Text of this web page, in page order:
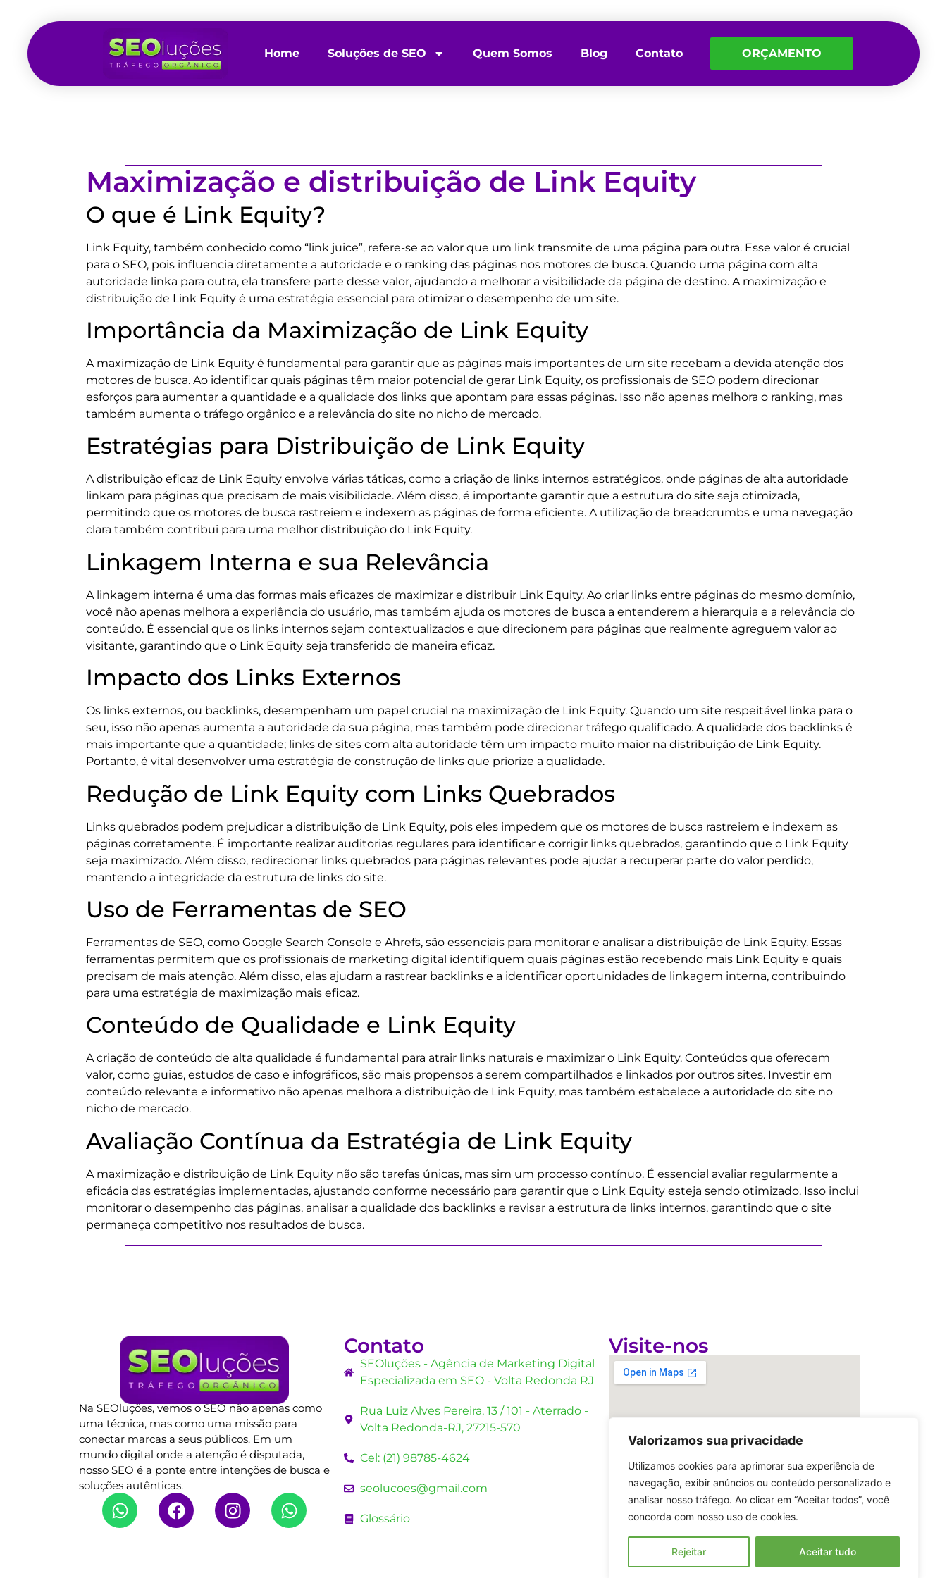
Valorizamos sua privacidade
Utilizamos cookies para aprimorar sua experiência de
navegação, exibir anúncios ou conteúdo personalizado e
analisar nosso tráfego. Ao clicar em “Aceitar todos”, você
concorda com nosso uso de cookies.
Rejeitar Aceitar tudo
Home Soluções de SEO Quem Somos Blog Contato ORÇAMENTO
Maximização e distribuição de Link Equity
O que é Link Equity?
Link Equity, também conhecido como “link juice”, refere-se ao valor que um link transmite de uma página para outra. Esse valor é crucial
para o SEO, pois influencia diretamente a autoridade e o ranking das páginas nos motores de busca. Quando uma página com alta
autoridade linka para outra, ela transfere parte desse valor, ajudando a melhorar a visibilidade da página de destino. A maximização e
distribuição de Link Equity é uma estratégia essencial para otimizar o desempenho de um site.
Importância da Maximização de Link Equity
A maximização de Link Equity é fundamental para garantir que as páginas mais importantes de um site recebam a devida atenção dos
motores de busca. Ao identificar quais páginas têm maior potencial de gerar Link Equity, os profissionais de SEO podem direcionar
esforços para aumentar a quantidade e a qualidade dos links que apontam para essas páginas. Isso não apenas melhora o ranking, mas
também aumenta o tráfego orgânico e a relevância do site no nicho de mercado.
Estratégias para Distribuição de Link Equity
A distribuição eficaz de Link Equity envolve várias táticas, como a criação de links internos estratégicos, onde páginas de alta autoridade
linkam para páginas que precisam de mais visibilidade. Além disso, é importante garantir que a estrutura do site seja otimizada,
permitindo que os motores de busca rastreiem e indexem as páginas de forma eficiente. A utilização de breadcrumbs e uma navegação
clara também contribui para uma melhor distribuição do Link Equity.
Linkagem Interna e sua Relevância
A linkagem interna é uma das formas mais eficazes de maximizar e distribuir Link Equity. Ao criar links entre páginas do mesmo domínio,
você não apenas melhora a experiência do usuário, mas também ajuda os motores de busca a entenderem a hierarquia e a relevância do
conteúdo. É essencial que os links internos sejam contextualizados e que direcionem para páginas que realmente agreguem valor ao
visitante, garantindo que o Link Equity seja transferido de maneira eficaz.
Impacto dos Links Externos
Os links externos, ou backlinks, desempenham um papel crucial na maximização de Link Equity. Quando um site respeitável linka para o
seu, isso não apenas aumenta a autoridade da sua página, mas também pode direcionar tráfego qualificado. A qualidade dos backlinks é
mais importante que a quantidade; links de sites com alta autoridade têm um impacto muito maior na distribuição de Link Equity.
Portanto, é vital desenvolver uma estratégia de construção de links que priorize a qualidade.
Redução de Link Equity com Links Quebrados
Links quebrados podem prejudicar a distribuição de Link Equity, pois eles impedem que os motores de busca rastreiem e indexem as
páginas corretamente. É importante realizar auditorias regulares para identificar e corrigir links quebrados, garantindo que o Link Equity
seja maximizado. Além disso, redirecionar links quebrados para páginas relevantes pode ajudar a recuperar parte do valor perdido,
mantendo a integridade da estrutura de links do site.
Uso de Ferramentas de SEO
Ferramentas de SEO, como Google Search Console e Ahrefs, são essenciais para monitorar e analisar a distribuição de Link Equity. Essas
ferramentas permitem que os profissionais de marketing digital identifiquem quais páginas estão recebendo mais Link Equity e quais
precisam de mais atenção. Além disso, elas ajudam a rastrear backlinks e a identificar oportunidades de linkagem interna, contribuindo
para uma estratégia de maximização mais eficaz.
Conteúdo de Qualidade e Link Equity
A criação de conteúdo de alta qualidade é fundamental para atrair links naturais e maximizar o Link Equity. Conteúdos que oferecem
valor, como guias, estudos de caso e infográficos, são mais propensos a serem compartilhados e linkados por outros sites. Investir em
conteúdo relevante e informativo não apenas melhora a distribuição de Link Equity, mas também estabelece a autoridade do site no
nicho de mercado.
Avaliação Contínua da Estratégia de Link Equity
A maximização e distribuição de Link Equity não são tarefas únicas, mas sim um processo contínuo. É essencial avaliar regularmente a
eficácia das estratégias implementadas, ajustando conforme necessário para garantir que o Link Equity esteja sendo otimizado. Isso inclui
monitorar o desempenho das páginas, analisar a qualidade dos backlinks e revisar a estrutura de links internos, garantindo que o site
permaneça competitivo nos resultados de busca.
Na SEOluções, vemos o SEO não apenas como
uma técnica, mas como uma missão para
conectar marcas a seus públicos. Em um
mundo digital onde a atenção é disputada,
nosso SEO é a ponte entre intenções de busca e
soluções autênticas.
Contato
SEOluções - Agência de Marketing Digital
Especializada em SEO - Volta Redonda RJ
Rua Luiz Alves Pereira, 13 / 101 - Aterrado -
Volta Redonda-RJ, 27215-570
Cel: (21) 98785-4624
seolucoes@gmail.com
Glossário
Visite-nos